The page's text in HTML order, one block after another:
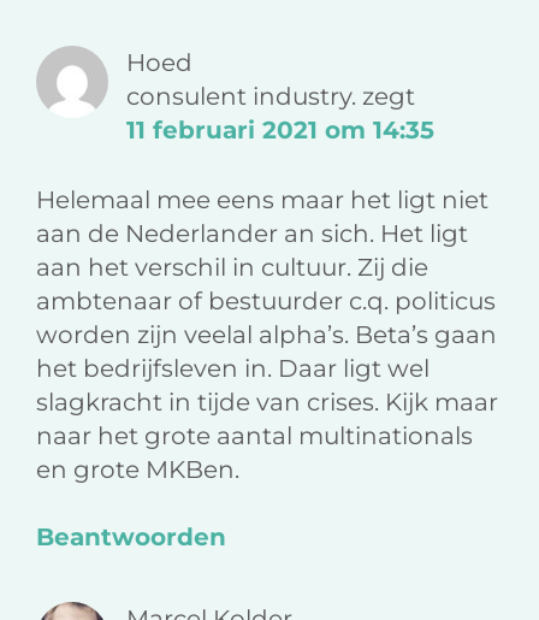
e
b
k
k
e
d
n
Hoed
consulent industry. zegt
11 februari 2021 om 14:35
Helemaal mee eens maar het ligt niet
aan de Nederlander an sich. Het ligt
aan het verschil in cultuur. Zij die
ambtenaar of bestuurder c.q. politicus
worden zijn veelal alpha’s. Beta’s gaan
het bedrijfsleven in. Daar ligt wel
slagkracht in tijde van crises. Kijk maar
naar het grote aantal multinationals
en grote MKBen.
Beantwoorden